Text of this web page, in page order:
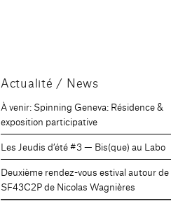
Actualité / News
À venir: Spinning Geneva: Résidence &
exposition participative
Les Jeudis d’été #3 — Bis(que) au Labo
Deuxième rendez-vous estival autour de
SF43C2P de Nicolas Wagnières